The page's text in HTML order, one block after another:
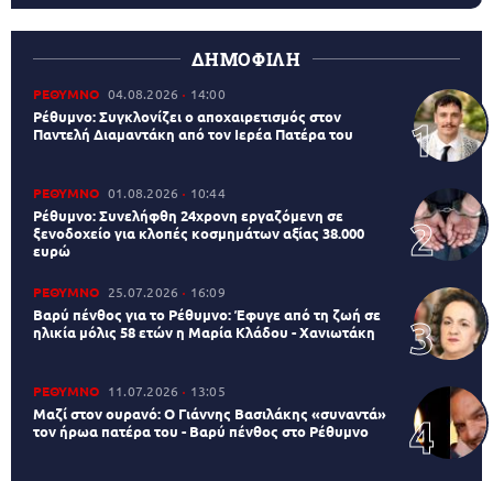
ΔΗΜΟΦΙΛΗ
ΡΕΘΥΜΝΟ 04.08.2026 14:00
Ρέθυμνο: Συγκλονίζει ο αποχαιρετισμός στον
Παντελή Διαμαντάκη από τον Ιερέα Πατέρα του
ΡΕΘΥΜΝΟ 01.08.2026 10:44
Ρέθυμνο: Συνελήφθη 24χρονη εργαζόμενη σε
ξενοδοχείο για κλοπές κοσμημάτων αξίας 38.000
ευρώ
ΡΕΘΥΜΝΟ 25.07.2026 16:09
Βαρύ πένθος για το Ρέθυμνο: Έφυγε από τη ζωή σε
ηλικία μόλις 58 ετών η Μαρία Κλάδου - Χανιωτάκη
ΡΕΘΥΜΝΟ 11.07.2026 13:05
Μαζί στον ουρανό: Ο Γιάννης Βασιλάκης «συναντά»
τον ήρωα πατέρα του - Βαρύ πένθος στο Ρέθυμνο